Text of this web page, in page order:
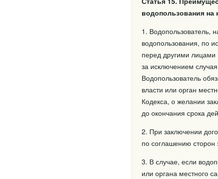
водопользования на
1. Водопользователь,
водопользования, по
перед другими лицами
за исключением
Водопользователь
власти или орган
Кодекса, о желании
до окончания срока
2. При заключении
по соглашению сторон
3. В случае, если
или органа местного